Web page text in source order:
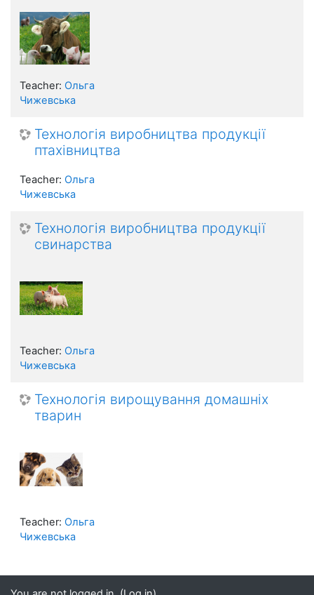
Teacher: Ольга
Чижевська
Технологія виробництва продукції
птахівництва
Teacher: Ольга
Чижевська
Технологія виробництва продукції
свинарства
Teacher: Ольга
Чижевська
Технологія вирощування домашніх
тварин
Teacher: Ольга
Чижевська